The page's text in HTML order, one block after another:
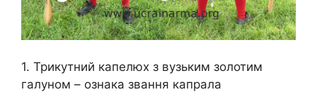
1. Трикутний капелюх з вузьким золотим
галуном – ознака звання капрала